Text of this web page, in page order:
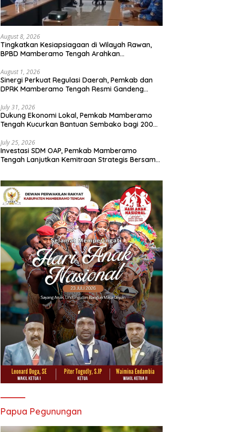
August 8, 2026
Tingkatkan Kesiapsiagaan di Wilayah Rawan,
BPBD Mamberamo Tengah Arahkan
August 1, 2026
Sinergi Perkuat Regulasi Daerah, Pemkab dan
DPRK Mamberamo Tengah Resmi Gandeng
July 31, 2026
Dukung Ekonomi Lokal, Pemkab Mamberamo
Tengah Kucurkan Bantuan Sembako bagi 200
July 25, 2026
Investasi SDM OAP, Pemkab Mamberamo
Tengah Lanjutkan Kemitraan Strategis Bersama
Papua Pegunungan